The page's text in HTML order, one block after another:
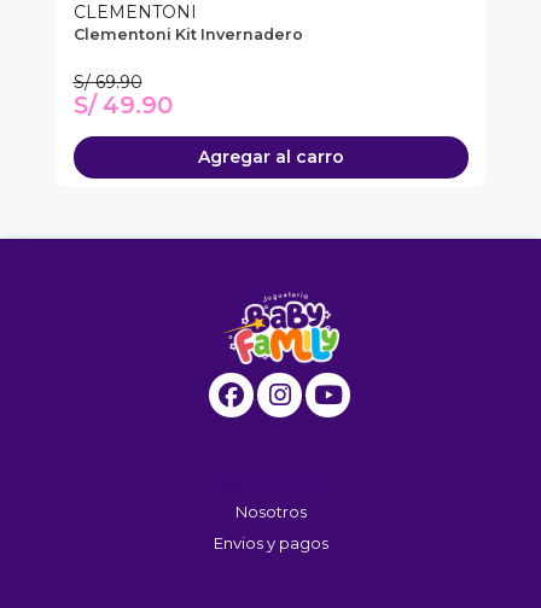
CLEMENTONI
Clementoni Kit Invernadero
S/ 69.90
S/ 49.90
Agregar al carro
Nosotros
Envios y pagos